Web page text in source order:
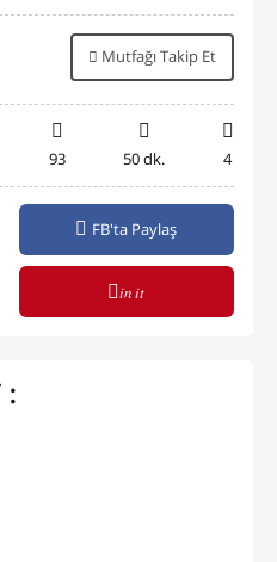
Mutfağı Takip Et
93 50 dk. 4
FB'ta Paylaş
in it
: